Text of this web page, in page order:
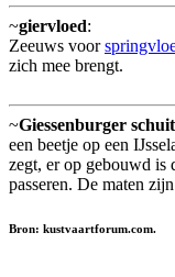
~giervloed:
Zeeuws voor
zich mee brengt.
~Giessenburger schuit
een beetje op een
zegt, er op gebouwd is
passeren. De maten
Bron: kustvaartforum.com.